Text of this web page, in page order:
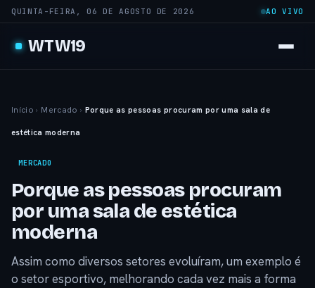
QUINTA-FEIRA, 06 DE AGOSTO DE 2026 AO VIVO
WTW19
Início › Mercado › Porque as pessoas procuram por uma sala de
estética moderna
MERCADO
Porque as pessoas procuram
por uma sala de estética
moderna
Assim como diversos setores evoluíram, um exemplo é
o setor esportivo, melhorando cada vez mais a forma